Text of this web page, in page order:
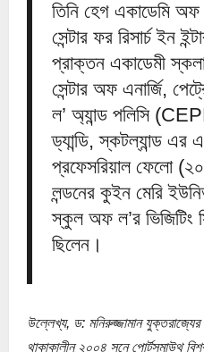
তিনি হেগ একাডেমি অফ
সেন্টার ফর রিসার্চ ইন
প্রাক্তন একাডেমী
সেন্টার অফ এনার্জি,
ল’ অ্যান্ড পলিসি
ড্যান্ডি, স্কটল্যান্ড এর
প্রফেসরিয়াল ফেলো
লন্ডনের কুইন মেরি
স্কুল অফ ল’র ভিজিটিং
ছিলেন।
উল্লেখ্য, ড: মনিরুজ্জামান যুক্তরাজ্যের
থাকাকালীন ২০০৪ সনে পোর্টসমাউথ